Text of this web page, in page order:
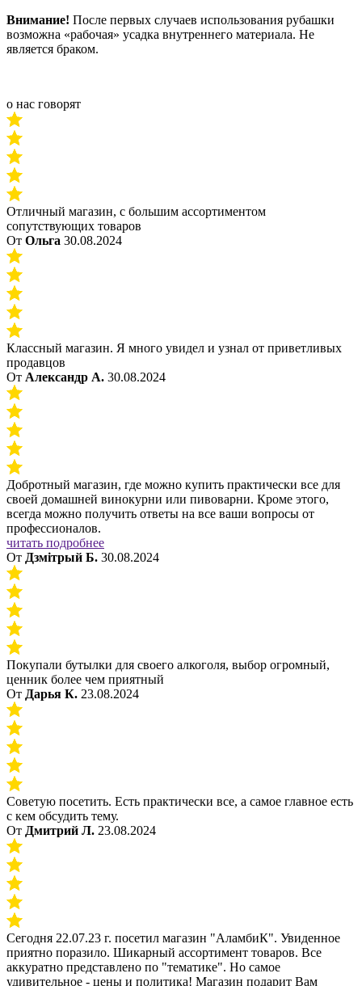
Внимание! После первых случаев использования рубашки
возможна «рабочая» усадка внутреннего материала. Не
является браком.
о нас говорят
Отличный магазин, с большим ассортиментом
сопутствующих товаров
От Ольга 30.08.2024
Классный магазин. Я много увидел и узнал от приветливых
продавцов
От Александр А. 30.08.2024
Добротный магазин, где можно купить практически все для
своей домашней винокурни или пивоварни. Кроме этого,
всегда можно получить ответы на все ваши вопросы от
профессионалов.
читать подробнее
От Дзмiтрый Б. 30.08.2024
Покупали бутылки для своего алкоголя, выбор огромный,
ценник более чем приятный
От Дарья К. 23.08.2024
Советую посетить. Есть практически все, а самое главное есть
с кем обсудить тему.
От Дмитрий Л. 23.08.2024
Сегодня 22.07.23 г. посетил магазин "АламбиК". Увиденное
приятно поразило. Шикарный ассортимент товаров. Все
аккуратно представлено по "тематике". Но самое
удивительное - цены и политика! Магазин подарит Вам